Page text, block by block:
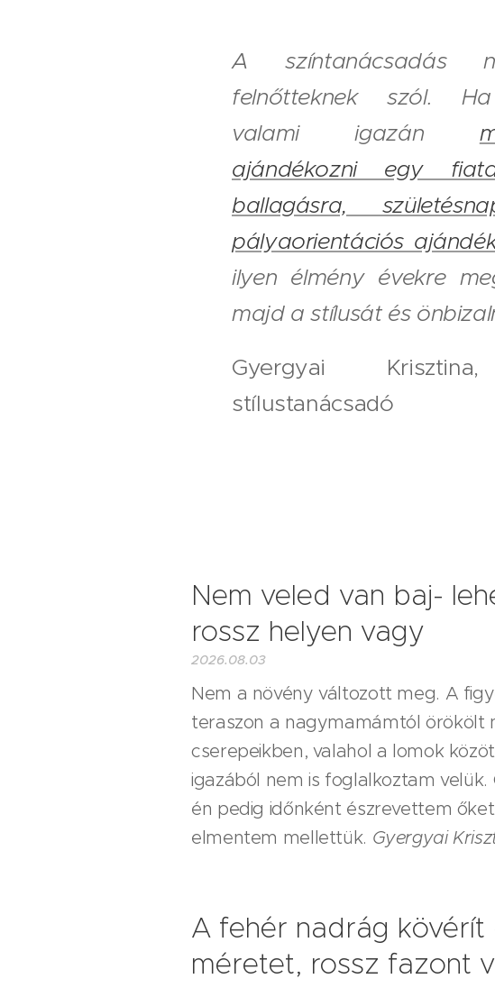
A színtanácsadás
felnőtteknek szól.
valami igazán
ajándékozni egy
ballagásra,
pályaorientációs
ilyen élmény évekre
majd a stílusát és
Gyergyai
stílustanácsadó
Nem veled van baj-
rossz helyen vagy
2026.08.03
Nem a növény változott meg. A
teraszon a nagymamámtól örökölt
cserepeikben, valahol a lomok
igazából nem is foglalkoztam
én pedig időnként észrevettem
elmentem mellettük. Gyergyai
A fehér nadrág kövérít
méretet, rossz fazont